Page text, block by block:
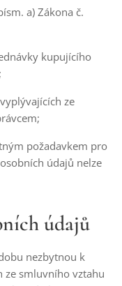
a) Zákona č.
kupujícího
ze
požadavkem pro
údajů nelze
údajů
nezbytnou k
smluvního vztahu